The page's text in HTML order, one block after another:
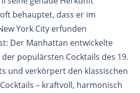
behauptet, dass er im
York City erfunden
Der Manhattan entwickelte
populärsten Cocktails des 19.
und verkörpert den klassischen
– kraftvoll, harmonisch